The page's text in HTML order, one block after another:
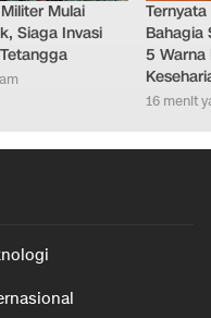
Mulai
Siaga Invasi
Bahagia
5
16 menit